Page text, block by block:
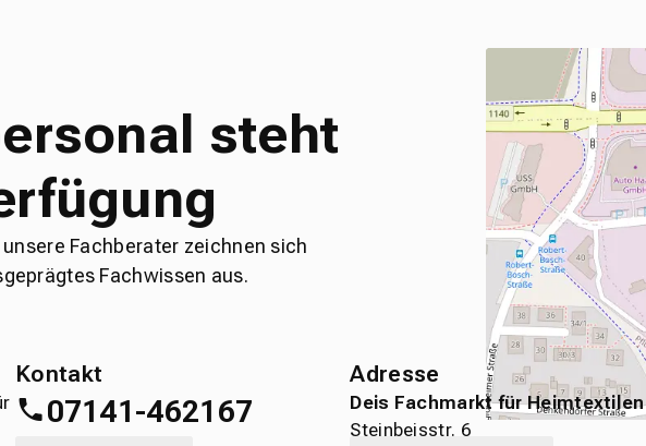
steht
Fachberater zeichnen sich
Fachwissen aus.
Kontakt
07141-462167
Adresse
Deis Fachmarkt für Heimtextilen
Steinbeisstr. 6